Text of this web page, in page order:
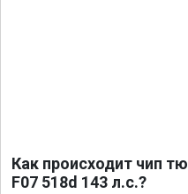
Как происходит чип
F07 518d 143 л.с.?